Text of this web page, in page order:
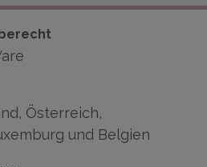
Österreich,
und Belgien